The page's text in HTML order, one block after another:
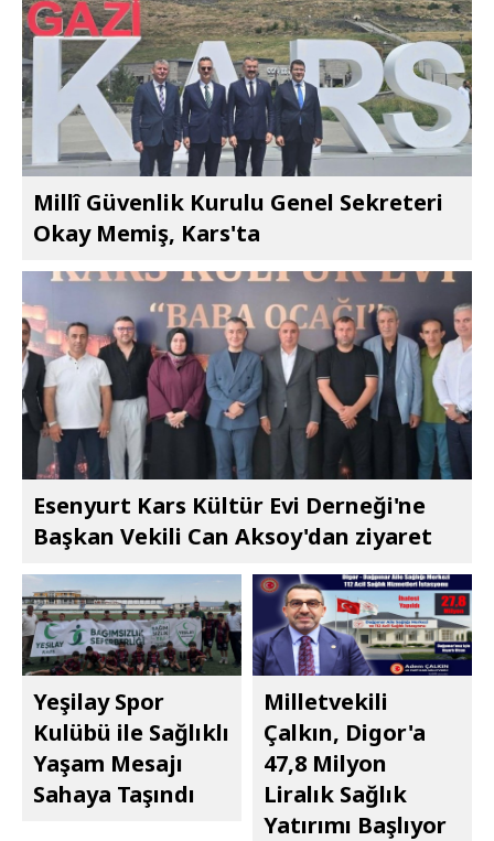
Millî Güvenlik Kurulu Genel Sekreteri
Okay Memiş, Kars'ta
Esenyurt Kars Kültür Evi Derneği'ne
Başkan Vekili Can Aksoy'dan ziyaret
Yeşilay Spor
Kulübü ile Sağlıklı
Yaşam Mesajı
Sahaya Taşındı
Milletvekili
Çalkın, Digor'a
47,8 Milyon
Liralık Sağlık
Yatırımı Başlıyor